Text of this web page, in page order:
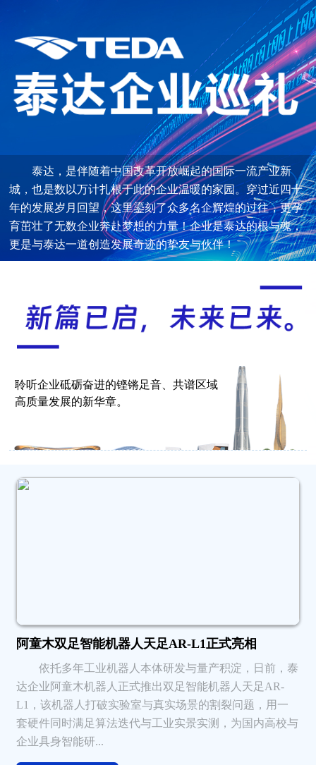
泰达，是伴随着中国改革开放崛起的国际一流产业新
城，也是数以万计扎根于此的企业温暖的家园。穿过近四十
年的发展岁月回望，这里鎏刻了众多名企辉煌的过往，更孕
育茁壮了无数企业奔赴梦想的力量！企业是泰达的根与魂，
更是与泰达一道创造发展奇迹的挚友与伙伴！
聆听企业砥砺奋进的铿锵足音、共谱区域
高质量发展的新华章。
阿童木双足智能机器人天足AR-L1正式亮相
依托多年工业机器人本体研发与量产积淀，日前，泰
达企业阿童木机器人正式推出双足智能机器人天足AR-
L1，该机器人打破实验室与真实场景的割裂问题，用一
套硬件同时满足算法迭代与工业实景实测，为国内高校与
企业具身智能研...